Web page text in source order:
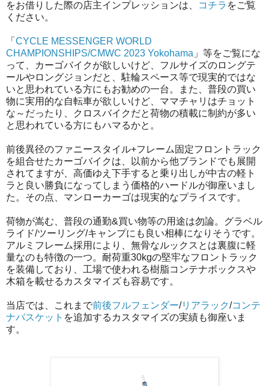
をお借りした際の店主インプレッションは、
コチラ をご覧
ください。
「 CYCLE MESSENGER WORLD
CHAMPIONSHIPS/CMWC 2023 Yokohama 」等をご覧にな
って、カーゴバイクが欲しいけど、フルサイズのロングテ
ールやロングジョンだと、駐輪スペース等で現実的ではな
いと思われている方にもお勧めの一台。また、普段の買い
物に実用的な自転車が欲しいけど、ママチャリはチョット
な～だったり、クロスバイクだと荷物の積載に制約が多い
と思われている方にもハマるかと。
前後異径のファニースタイル+フレーム固定フロントラック
を組合せたカーゴバイクは、以前から他ブランドでも展開
されてますが、高価ゆえ下手すると乗り出しが中古の軽ト
ラと良い勝負になってしまう価格的ハードルが御座いまし
た。その点、マンローカーゴは現実的なプライスです。
荷物が嵩む、普段の通勤&買い物等の用途は勿論。グラベル
ライド/ツーリング/キャンプにも良い相棒になりそうです。
アルミフレーム採用により、無骨なルックスとは裏腹に軽
量なのも特徴の一つ。 耐荷重30kgの堅牢なフロントラック
を装備しており、工場で使われる樹脂コンテナボックスや
木箱を載せるカスタマイズも容易です。
当店では、これまで前後フルフェンダー/リアラック/コンテ
ナバスケット を追加するカスタマイズの実績も御座いま
す。